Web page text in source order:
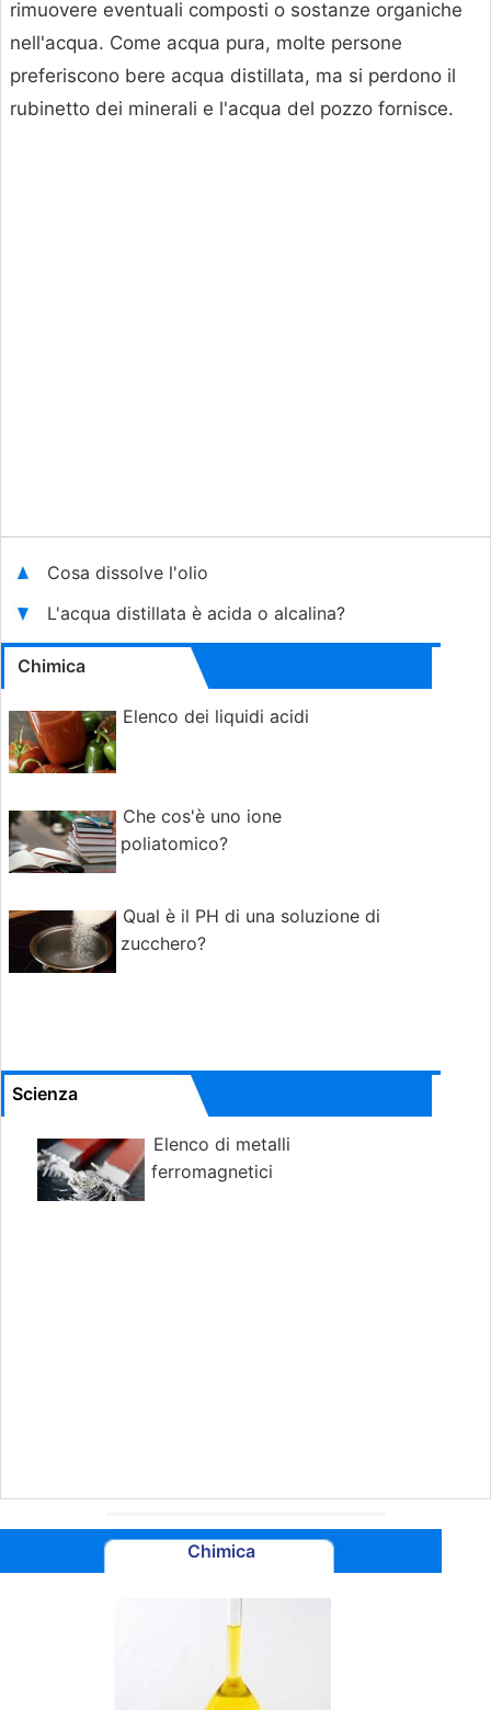
rimuovere eventuali composti o sostanze organiche
nell'acqua. Come acqua pura, molte persone
preferiscono bere acqua distillata, ma si perdono il
rubinetto dei minerali e l'acqua del pozzo fornisce.
Cosa dissolve l'olio
L'acqua distillata è acida o alcalina?
Chimica
Elenco dei liquidi acidi
Che cos'è uno ione
poliatomico?
Qual è il PH di una soluzione di
zucchero?
Scienza
Elenco di metalli
ferromagnetici
Chimica